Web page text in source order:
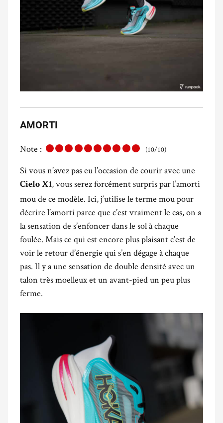
AMORTI
Note : (10/10)
Si vous n’avez pas eu l’occasion de courir avec une
Cielo X1, vous serez forcément surpris par l’amorti
mou de ce modèle. Ici, j’utilise le terme mou pour
décrire l’amorti parce que c’est vraiment le cas, on a
la sensation de s’enfoncer dans le sol à chaque
foulée. Mais ce qui est encore plus plaisant c’est de
voir le retour d’énergie qui s’en dégage à chaque
pas. Il y a une sensation de double densité avec un
talon très moelleux et un avant-pied un peu plus
ferme.